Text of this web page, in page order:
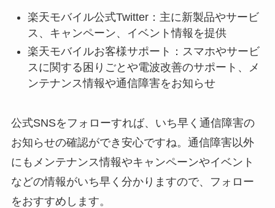
楽天モバイル公式Twitter：主に新製品やサービ
ス、キャンペーン、イベント情報を提供
楽天モバイルお客様サポート：スマホやサービ
スに関する困りごとや電波改善のサポート、メ
ンテナンス情報や通信障害をお知らせ
公式SNSをフォローすれば、いち早く通信障害の
お知らせの確認ができ安心ですね。通信障害以外
にもメンテナンス情報やキャンペーンやイベント
などの情報がいち早く分かりますので、フォロー
をおすすめします。